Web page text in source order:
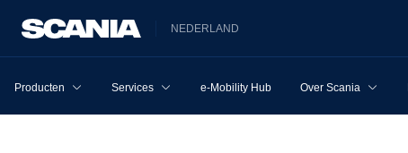
NEDERLAND
Producten Services e-Mobility Hub Over Scania